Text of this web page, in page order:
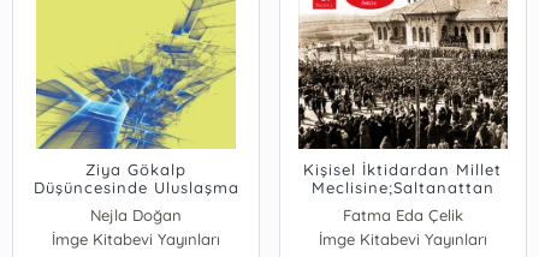
Ziya Gökalp
Düşüncesinde Uluslaşma
Modernleşme ve Eğitim
Nejla Doğan
İmge Kitabevi Yayınları
Kişisel İktidardan Millet
Meclisine;Saltanattan
Cumhuriyete
Fatma Eda Çelik
İmge Kitabevi Yayınları